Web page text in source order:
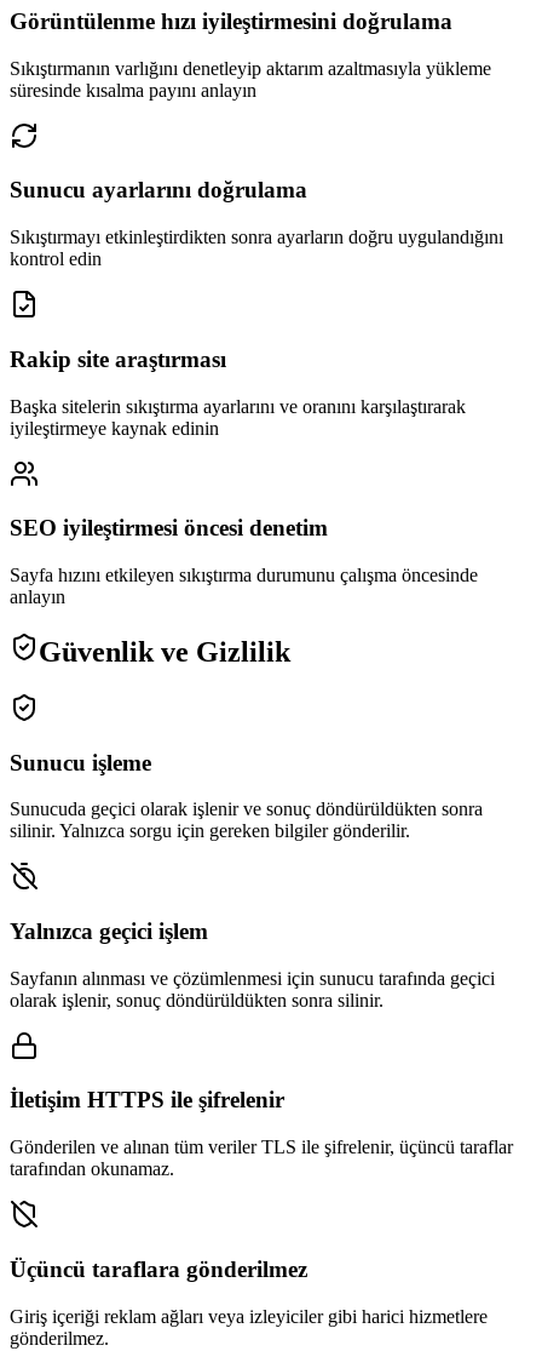
Görüntülenme hızı iyileştirmesini doğrulama
Sıkıştırmanın varlığını denetleyip aktarım azaltmasıyla yükleme
süresinde kısalma payını anlayın
Sunucu ayarlarını doğrulama
Sıkıştırmayı etkinleştirdikten sonra ayarların doğru uygulandığını
kontrol edin
Rakip site araştırması
Başka sitelerin sıkıştırma ayarlarını ve oranını karşılaştırarak
iyileştirmeye kaynak edinin
SEO iyileştirmesi öncesi denetim
Sayfa hızını etkileyen sıkıştırma durumunu çalışma öncesinde
anlayın
Güvenlik ve Gizlilik
Sunucu işleme
Sunucuda geçici olarak işlenir ve sonuç döndürüldükten sonra
silinir. Yalnızca sorgu için gereken bilgiler gönderilir.
Yalnızca geçici işlem
Sayfanın alınması ve çözümlenmesi için sunucu tarafında geçici
olarak işlenir, sonuç döndürüldükten sonra silinir.
İletişim HTTPS ile şifrelenir
Gönderilen ve alınan tüm veriler TLS ile şifrelenir, üçüncü taraflar
tarafından okunamaz.
Üçüncü taraflara gönderilmez
Giriş içeriği reklam ağları veya izleyiciler gibi harici hizmetlere
gönderilmez.